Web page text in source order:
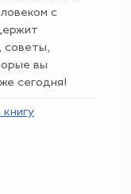
с
советы,
вы
сегодня!
книгу